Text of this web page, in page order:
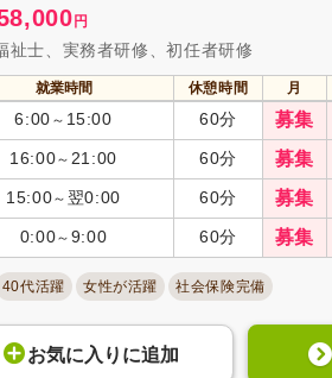
医療事務
言語聴覚士(61)
ージ指圧師(9) 柔道整復師(27)
管理栄養士(77)
福祉用具専門相談員
二種） (2) 認知症介護基礎研修
践リーダー研修 医師(3)
診療放射線技師
(7)
円
祉士、実務者研修、初任者研修
就業時間 休憩時間 月
6:00 ～ 15:00 60分 募集
16:00～ 21:00 60分 募集
15:00～ 翌0:00 60分 募集
0:00～ 9:00 60分 募集
40代活躍 女性が活躍 社会保険完備
お気に入り に追加